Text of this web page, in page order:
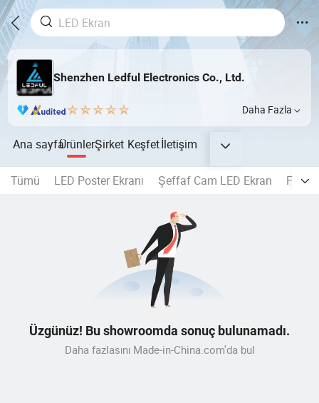
Shenzhen Ledful Electronics Co., Ltd.
Daha Fazla
Ana sayfaÜrünlerŞirket Keşfetİletişim
Tümü LED Poster Ekranı Şeffaf Cam LED Ekran Flex
Üzgünüz! Bu showroomda sonuç bulunamadı.
Daha fazlasını Made-in-China.com'da bul